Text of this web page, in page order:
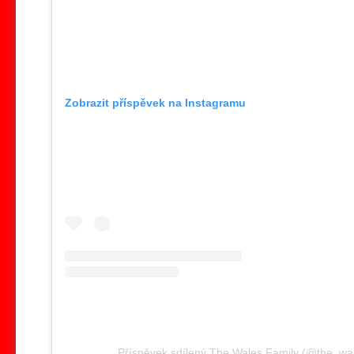
Zobrazit příspěvek na Instagramu